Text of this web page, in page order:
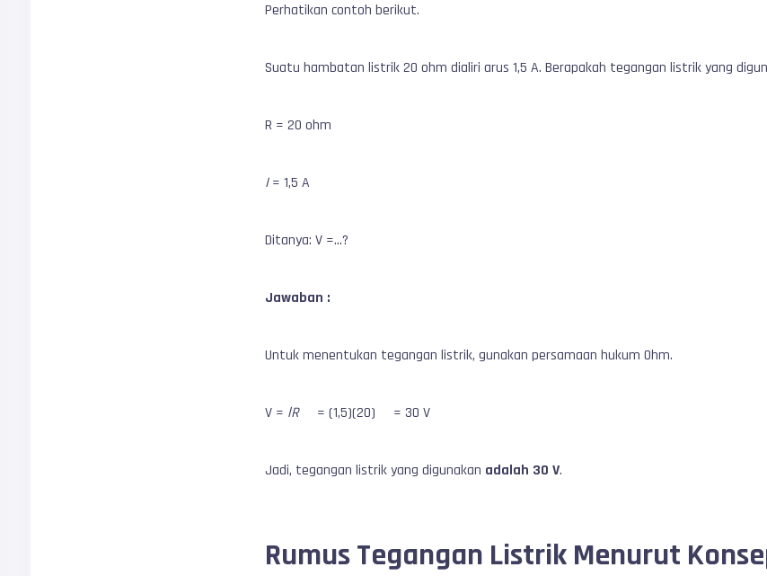
Perhatikan contoh berikut.
Suatu hambatan listrik 20 ohm dialiri arus 1,5 A. Berapakah tegangan listrik yang
R = 20 ohm
I= 1,5 A
Ditanya: V =…?
Jawaban :
Untuk menentukan tegangan listrik, gunakan persamaan hukum Ohm.
V = lR= (1,5)(20) = 30 V
Jadi, tegangan listrik yang digunakan adalah 30 V.
Rumus Tegangan Listrik Menurut